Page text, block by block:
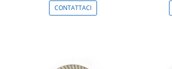
CONTATTACI